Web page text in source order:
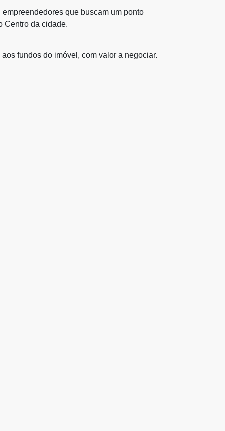
que buscam um ponto
Centro da cidade.
fundos do imóvel, com valor a negociar.